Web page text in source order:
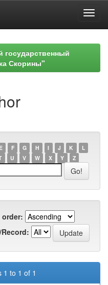
государственный
Скорины"
E F G H I J K
L
U V W X Y Z
order:
1 to 1 of 1